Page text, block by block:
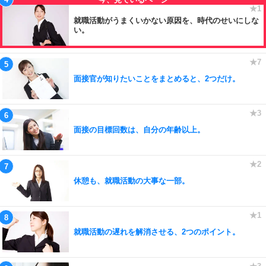
就職活動がうまくいかない原因を、時代のせいにしな
い。
面接官が知りたいことをまとめると、2つだけ。
面接の目標回数は、自分の年齢以上。
休憩も、就職活動の大事な一部。
就職活動の遅れを解消させる、2つのポイント。